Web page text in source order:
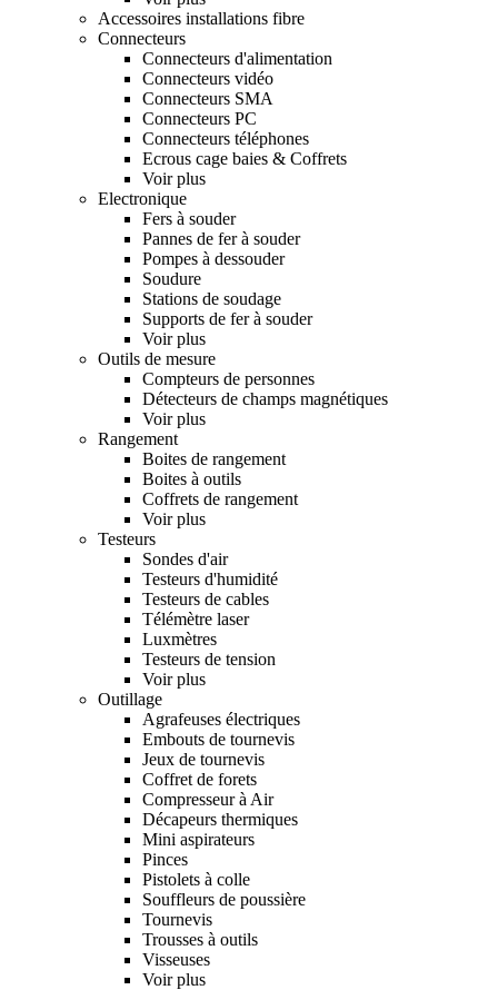
Accessoires installations fibre
Connecteurs
Connecteurs d'alimentation
Connecteurs vidéo
Connecteurs SMA
Connecteurs PC
Connecteurs téléphones
Ecrous cage baies & Coffrets
Voir plus
Electronique
Fers à souder
Pannes de fer à souder
Pompes à dessouder
Soudure
Stations de soudage
Supports de fer à souder
Voir plus
Outils de mesure
Compteurs de personnes
Détecteurs de champs magnétiques
Voir plus
Rangement
Boites de rangement
Boites à outils
Coffrets de rangement
Voir plus
Testeurs
Sondes d'air
Testeurs d'humidité
Testeurs de cables
Télémètre laser
Luxmètres
Testeurs de tension
Voir plus
Outillage
Agrafeuses électriques
Embouts de tournevis
Jeux de tournevis
Coffret de forets
Compresseur à Air
Décapeurs thermiques
Mini aspirateurs
Pinces
Pistolets à colle
Souffleurs de poussière
Tournevis
Trousses à outils
Visseuses
Voir plus